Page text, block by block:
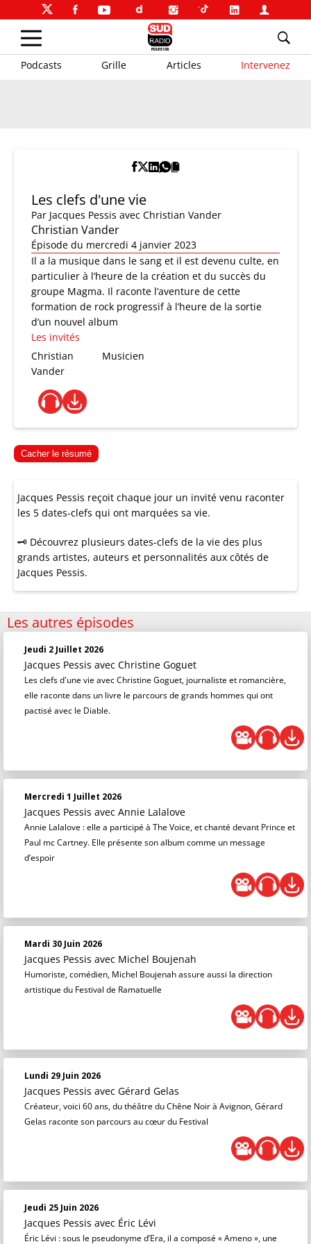
Podcasts Grille Articles Intervenez
Les clefs d'une vie
Par Jacques Pessis avec Christian Vander
Christian Vander
Épisode du mercredi 4 janvier 2023
Il a la musique dans le sang et il est devenu culte, en
particulier à l’heure de la création et du succès du
groupe Magma. Il raconte l’aventure de cette
formation de rock progressif à l’heure de la sortie
d’un nouvel album
Les invités
Christian
Vander
Musicien
Cacher le résumé
Jacques Pessis reçoit chaque jour un invité venu raconter
les 5 dates-clefs qui ont marquées sa vie.
🗝 Découvrez plusieurs dates-clefs de la vie des plus
grands artistes, auteurs et personnalités aux côtés de
Jacques Pessis.
Les autres épisodes
Jeudi 2 Juillet 2026
Jacques Pessis avec Christine Goguet
Les clefs d'une vie avec Christine Goguet, journaliste et romancière,
elle raconte dans un livre le parcours de grands hommes qui ont
pactisé avec le Diable.
Mercredi 1 Juillet 2026
Jacques Pessis avec Annie Lalalove
Annie Lalalove : elle a participé à The Voice, et chanté devant Prince et
Paul mc Cartney. Elle présente son album comme un message
d’espoir
Mardi 30 Juin 2026
Jacques Pessis avec Michel Boujenah
Humoriste, comédien, Michel Boujenah assure aussi la direction
artistique du Festival de Ramatuelle
Lundi 29 Juin 2026
Jacques Pessis avec Gérard Gelas
Créateur, voici 60 ans, du théâtre du Chêne Noir à Avignon, Gérard
Gelas raconte son parcours au cœur du Festival
Jeudi 25 Juin 2026
Jacques Pessis avec Éric Lévi
Éric Lévi : sous le pseudonyme d’Era, il a composé « Ameno », une